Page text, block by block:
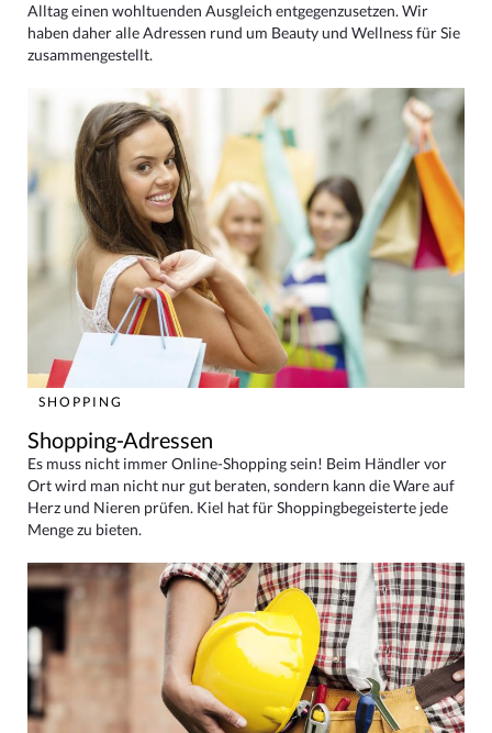
Alltag einen wohltuenden Ausgleich entgegenzusetzen. Wir
haben daher alle Adressen rund um Beauty und Wellness für Sie
zusammengestellt.
SHOPPING
Shopping-Adressen
Es muss nicht immer Online-Shopping sein! Beim Händler vor
Ort wird man nicht nur gut beraten, sondern kann die Ware auf
Herz und Nieren prüfen. Kiel hat für Shoppingbegeisterte jede
Menge zu bieten.